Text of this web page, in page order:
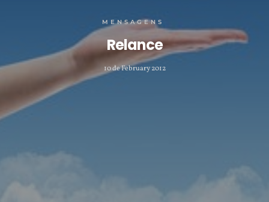
MENSAGENS
Relance
10 de February 2012